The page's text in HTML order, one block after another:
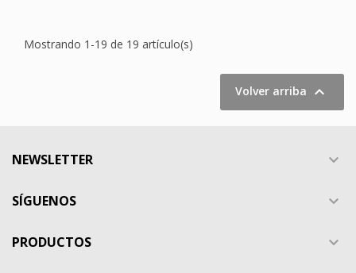
Mostrando 1-19 de 19 artículo(s)
Volver arriba 
NEWSLETTER 
SÍGUENOS 
PRODUCTOS 